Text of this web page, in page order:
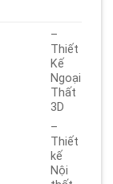
–
Thiết
Kế
Ngoại
Thất
3D
–
Thiết
kế
Nội